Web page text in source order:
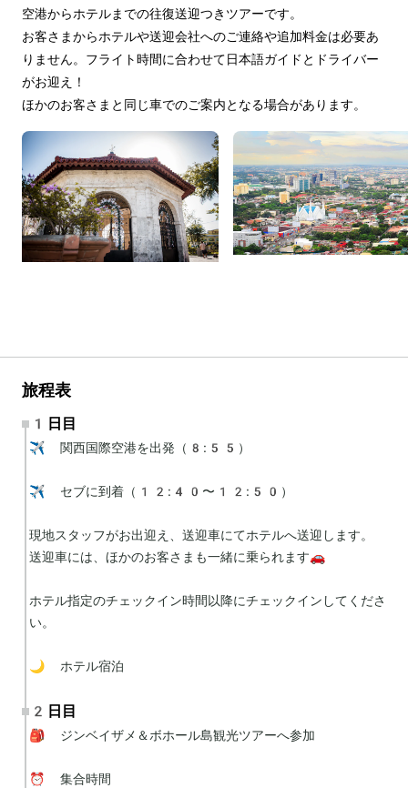
空港からホテルまでの往復送迎つきツアーです。
お客さまからホテルや送迎会社へのご連絡や追加料金は必要あ
りません。フライト時間に合わせて日本語ガイドとドライバー
がお迎え！
ほかのお客さまと同じ車でのご案内となる場合があります。
旅程表
1日目
✈️ 関西国際空港を出発（8:55）
✈️ セブに到着（12:40〜12:50）
現地スタッフがお出迎え、送迎車にてホテルへ送迎します。
送迎車には、ほかのお客さまも一緒に乗られます🚗
ホテル指定のチェックイン時間以降にチェックインしてくださ
い。
🌙 ホテル宿泊
2日目
🎒 ジンベイザメ＆ボホール島観光ツアーへ参加
⏰ 集合時間